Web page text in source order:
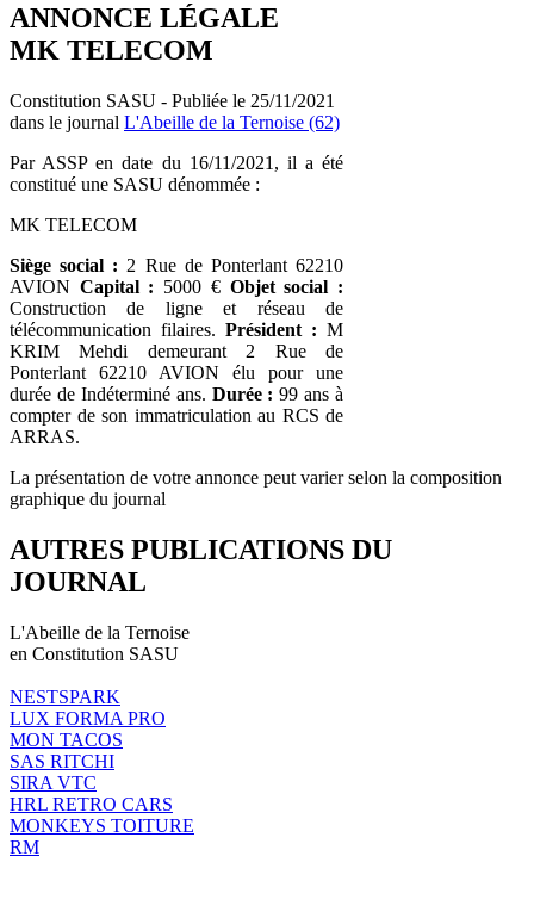
ANNONCE LÉGALE
MK TELECOM
Constitution SASU - Publiée le 25/11/2021
dans le journal L'Abeille de la Ternoise (62)
Par ASSP en date du 16/11/2021, il a été
constitué une SASU dénommée :
MK TELECOM
Siège social : 2 Rue de Ponterlant 62210
AVION Capital : 5000 € Objet social :
Construction de ligne et réseau de
télécommunication filaires. Président : M
KRIM Mehdi demeurant 2 Rue de
Ponterlant 62210 AVION élu pour une
durée de Indéterminé ans. Durée : 99 ans à
compter de son immatriculation au RCS de
ARRAS.
La présentation de votre annonce peut varier selon la composition
graphique du journal
AUTRES PUBLICATIONS DU
JOURNAL
L'Abeille de la Ternoise
en Constitution SASU
NESTSPARK
LUX FORMA PRO
MON TACOS
SAS RITCHI
SIRA VTC
HRL RETRO CARS
MONKEYS TOITURE
RM